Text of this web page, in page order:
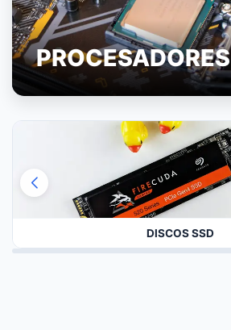
PROCESADORES
DISCOS SSD